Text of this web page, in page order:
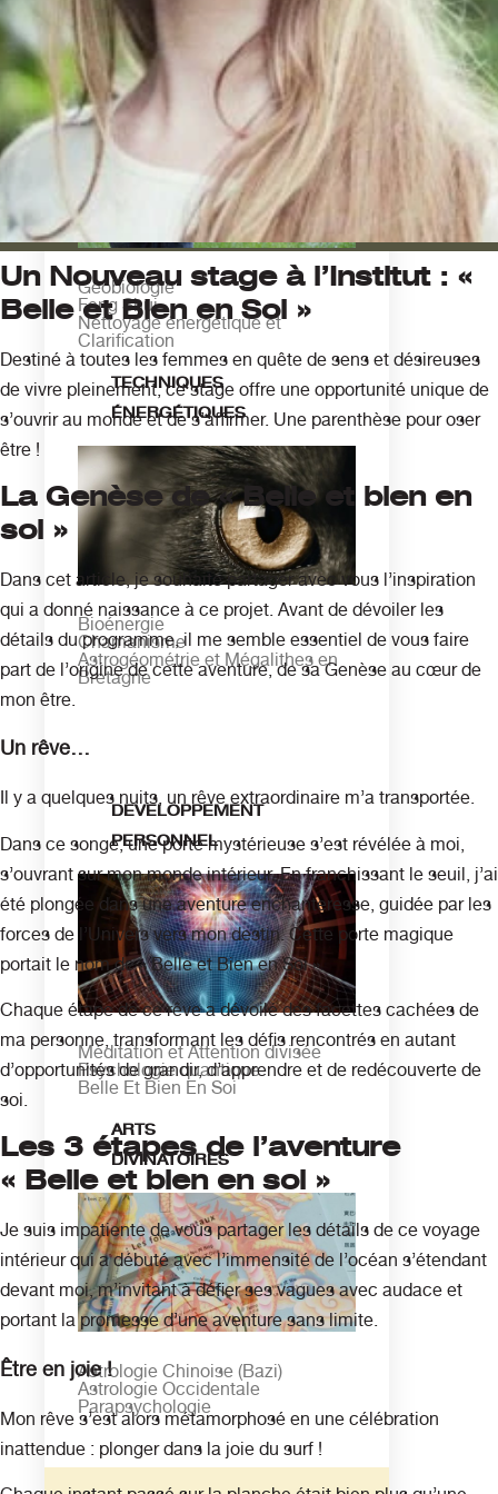
Se former
HABITAT SAIN
Géobiologie
Feng Shui
Nettoyage énergétique et
Clarification
TECHNIQUES
ÉNERGÉTIQUES
Bioénergie
Chamanisme
Astrogéométrie et Mégalithes en
Bretagne
DEVELOPPEMENT
PERSONNEL
Méditation et Attention divisée
Psychologie quantique
Belle Et Bien En Soi
ARTS
DIVINATOIRES
Astrologie Chinoise (Bazi)
Astrologie Occidentale
Parapsychologie
Un Nouveau stage à l’Institut : «
Belle et Bien en Soi »
Destiné à toutes les femmes en quête de sens et désireuses
de vivre pleinement, ce stage offre une opportunité unique de
s’ouvrir au monde et de s’affirmer. Une parenthèse pour oser
être !
La Genèse de « Belle et bien en
soi »
Dans cet article, je souhaite partager avec vous l’inspiration
qui a donné naissance à ce projet. Avant de dévoiler les
détails du programme, il me semble essentiel de vous faire
part de l’origine de cette aventure, de sa Genèse au cœur de
mon être.
Un rêve…
Il y a quelques nuits, un rêve extraordinaire m’a transportée.
Dans ce songe, une porte mystérieuse s’est révélée à moi,
s’ouvrant sur mon monde intérieur. En franchissant le seuil, j’ai
été plongée dans une aventure enchanteresse, guidée par les
forces de l’Univers vers mon destin. Cette porte magique
portait le nom de « Belle et Bien en Soi ».
Chaque étape de ce rêve a dévoilé des facettes cachées de
ma personne, transformant les défis rencontrés en autant
d’opportunités de grandir, d’apprendre et de redécouverte de
soi.
Les 3 étapes de l’aventure
« Belle et bien en soi »
Je suis impatiente de vous partager les détails de ce voyage
intérieur qui a débuté avec l’immensité de l’océan s’étendant
devant moi, m’invitant à défier ses vagues avec audace et
portant la promesse d’une aventure sans limite.
Être en joie !
Mon rêve s’est alors métamorphosé en une célébration
inattendue : plonger dans la joie du surf !